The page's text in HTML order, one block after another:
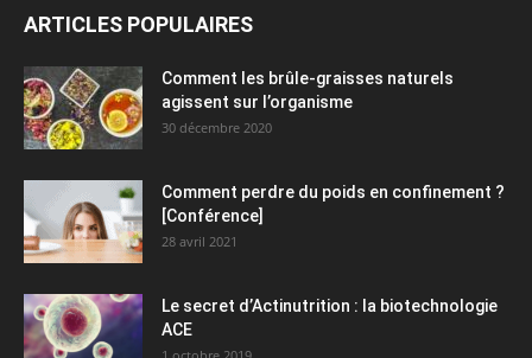
ARTICLES POPULAIRES
Comment les brûle-graisses naturels
agissent sur l’organisme
30 décembre 2020
Comment perdre du poids en confinement ?
[Conférence]
28 avril 2021
Le secret d’Actinutrition : la biotechnologie
ACE